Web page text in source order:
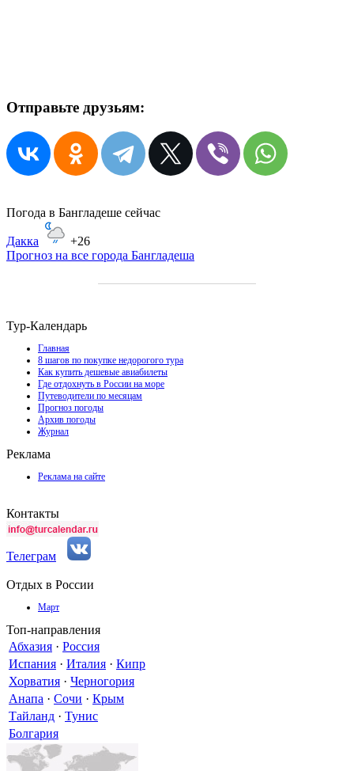
Отправьте друзьям:
Погода в Бангладеше сейчас
Дакка
+26
Прогноз на все города Бангладеша
Тур-Календарь
Главная
8 шагов по покупке недорогого тура
Как купить дешевые авиабилеты
Где отдохнуть в России на море
Путеводители по месяцам
Прогноз погоды
Архив погоды
Журнал
Реклама
Реклама на сайте
Контакты
Телеграм
Отдых в России
Март
Топ-направления
Абхазия · Россия
Испания · Италия · Кипр
Хорватия · Черногория
Анапа · Сочи · Крым
Тайланд · Тунис
Болгария